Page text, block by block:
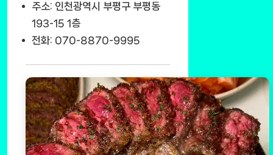
주소: 인천광역시 부평구 부평동
193-15 1층
전화: 070-8870-9995